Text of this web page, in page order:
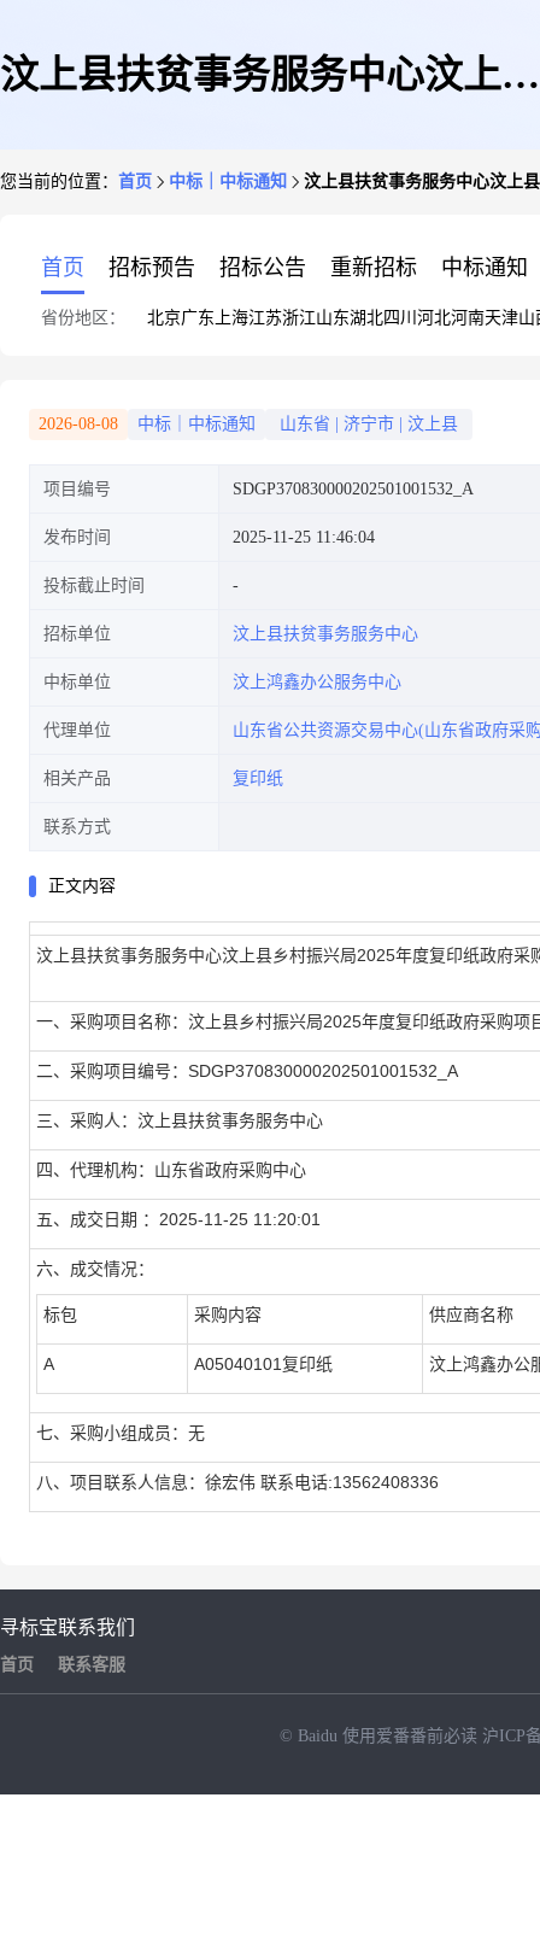
汶上县扶贫事务服务中心汶上县
您当前的位置： 首页 中标｜中标通知 汶上县扶贫事务服务中心汶上
首页 招标预告 招标公告 重新招标 中标通知
省份地区： 北京广东 上海江苏浙江山东湖北四川 河北河南天津山
2026-08-08 中标｜中标通知 山东省 济宁市 汶上县
项目编号 SDGP370830000202501001532_A
发布时间 2025-11-25 11:46:04
投标截止时间
招标单位 汶上县扶贫事务服务中心
中标单位 汶上鸿鑫办公服务中心
代理单位 山东省公共资源交易中心(山东省政府采
相关产品 复印纸
联系方式
正文内容
汶上县扶贫事务服务中心汶上县乡村振兴局2025年度复印纸政府采
一、采购项目名称：汶上县乡村振兴局2025年度复印纸政府采购项
二、采购项目编号：SDGP370830000202501001532_A
三、采购人：汶上县扶贫事务服务中心
四、代理机构：山东省政府采购中心
五、成交日期 ：2025-11-25 11:20:01
六、成交情况：
标包 采购内容 供应商名称
A A05040101复印纸 汶上鸿鑫办公
七、采购小组成员：无
八、项目联系人信息：徐宏伟 联系电话:13562408336
寻标宝
首页
联系我们
联系客服
© Baidu 使用爱番番前必读 沪ICP